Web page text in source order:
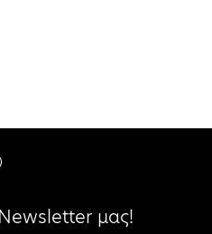
μας!